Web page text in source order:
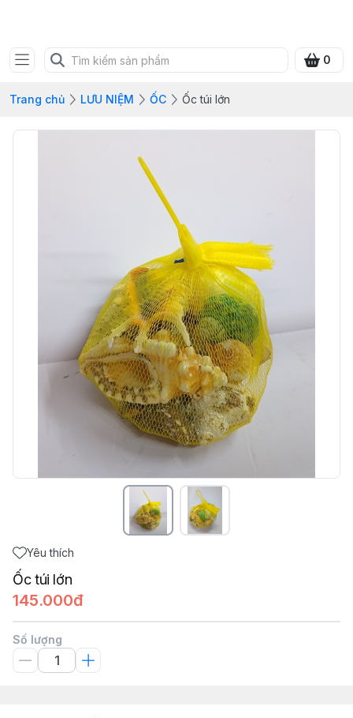
0
Trang chủ LƯU NIỆM ỐC Ốc túi lớn
Yêu thích
Ốc túi lớn
145.000đ
Số lượng